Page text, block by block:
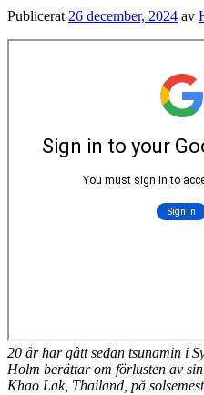
Publicerat26 december, 2024 av
20 år har gått sedan tsunamin i
Holm berättar om förlusten av
Khao Lak, Thailand, på